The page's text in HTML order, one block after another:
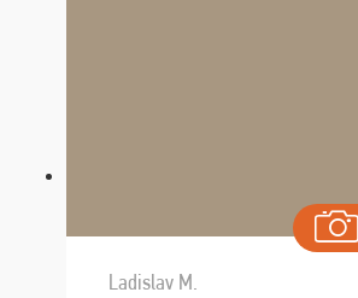
Ladislav M.